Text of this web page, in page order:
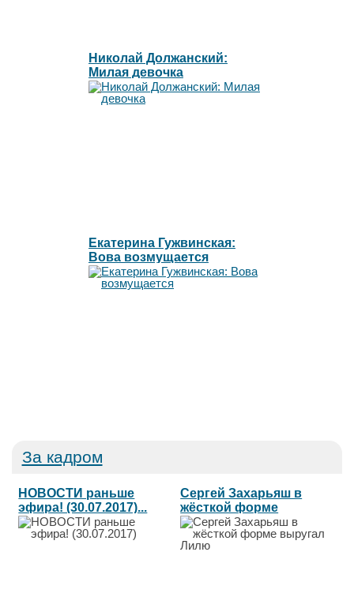
Николай Должанский:
Милая девочка
Екатерина Гужвинская:
Вова возмущается
За кадром
НОВОСТИ раньше
эфира! (30.07.2017)...
Сергей Захарьяш в
жёсткой форме
выругал Лилю...